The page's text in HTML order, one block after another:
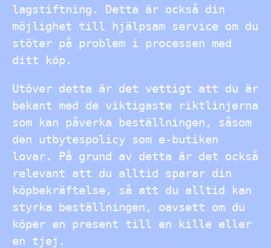
lagstiftning. Detta är också din
möjlighet till hjälpsam service om du
stöter på problem i processen med
ditt köp.
Utöver detta är det vettigt att du är
bekant med de viktigaste riktlinjerna
som kan påverka beställningen, såsom
den utbytespolicy som e-butiken
lovar. På grund av detta är det också
relevant att du alltid sparar din
köpbekräftelse, så att du alltid kan
styrka beställningen, oavsett om du
köper en present till en kille eller
en tjej.